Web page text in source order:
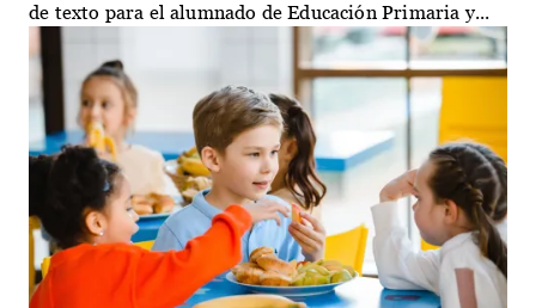
de texto para el alumnado de Educación Primaria y...